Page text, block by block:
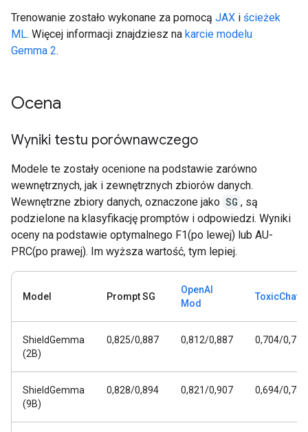
Trenowanie zostało wykonane za pomocą JAX i ścieżek
ML. Więcej informacji znajdziesz na karcie modelu
Gemma 2.
Ocena
Wyniki testu porównawczego
Modele te zostały ocenione na podstawie zarówno
wewnętrznych, jak i zewnętrznych zbiorów danych.
Wewnętrzne zbiory danych, oznaczone jako SG , są
podzielone na klasyfikację promptów i odpowiedzi. Wyniki
oceny na podstawie optymalnego F1(po lewej) lub AU-
PRC(po prawej). Im wyższa wartość, tym lepiej.
Model Prompt SG
OpenAI
Mod
ToxicChat
ShieldGemma
(2B)
0,825/0,887 0,812/0,887 0,704/0,778
ShieldGemma
(9B)
0,828/0,894 0,821/0,907 0,694/0,782